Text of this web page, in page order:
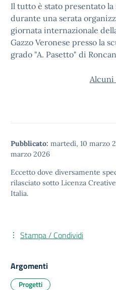
Il tutto è stato presentato la
durante una serata
giornata internazionale
Gazzo Veronese presso la
grado "A. Pasetto" di
Alcuni
Pubblicato: martedì, 10 marzo
marzo 2026
Eccetto dove diversamente
rilasciato sotto Licenza
Italia.
Stampa / Condividi
Argomenti
Progetti